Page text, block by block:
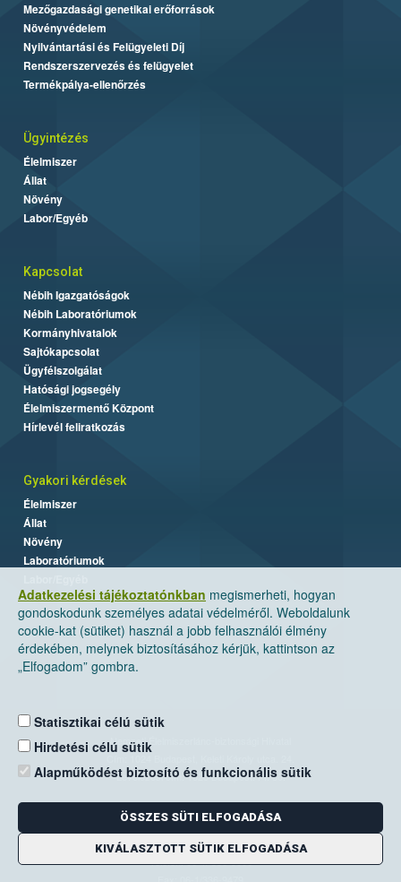
Adatkezelési tájékoztatónkban megismerheti, hogyan
gondoskodunk személyes adatai védelméről. Weboldalunk
cookie-kat (sütiket) használ a jobb felhasználói élmény
érdekében, melynek biztosításához kérjük, kattintson az
„Elfogadom” gombra.
Statisztikai célú sütik
Hirdetési célú sütik
Alapműködést biztosító és funkcionális sütik
ÖSSZES SÜTI ELFOGADÁSA
KIVÁLASZTOTT SÜTIK ELFOGADÁSA
Mezőgazdasági genetikai erőforrások
Növényvédelem
Nyilvántartási és Felügyeleti Díj
Rendszerszervezés és felügyelet
Termékpálya-ellenőrzés
Ügyintézés
Élelmiszer
Állat
Növény
Labor/Egyéb
Kapcsolat
Nébih Igazgatóságok
Nébih Laboratóriumok
Kormányhivatalok
Sajtókapcsolat
Ügyfélszolgálat
Hatósági jogsegély
Élelmiszermentő Központ
Hírlevél feliratkozás
Gyakori kérdések
Élelmiszer
Állat
Növény
Laboratóriumok
Nemzeti Élelmiszerlánc-biztonsági Hivatal
Levelezési cím: 1525 Budapest. Pf. 30.
E-mail:ugyfelszolgalat@nebih.gov.hu
Zöld szám: 06-80/263-244
Telefon: 06-1/ 336-9000